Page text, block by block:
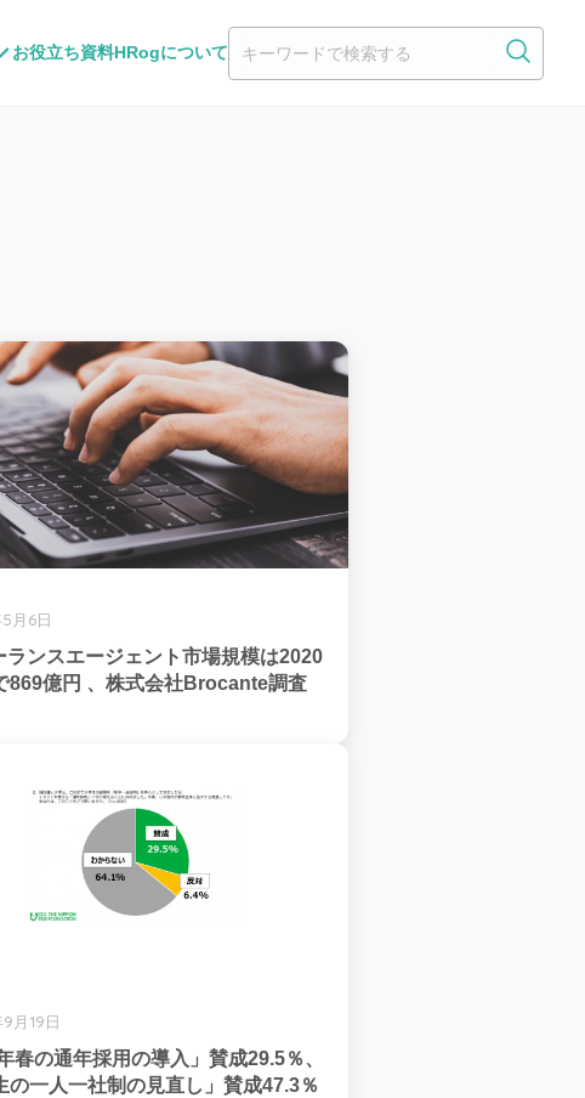
お役立ち資料HRogについて
月6日
ランスエージェント市場規模は2020
869億円 、株式会社Brocante調査
月19日
春の通年採用の導入」賛成29.5％、
の一人一社制の見直し」賛成47.3％